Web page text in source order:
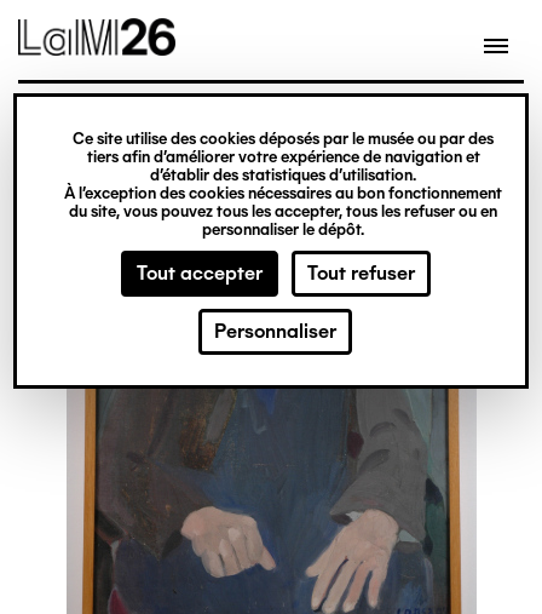
Gestion des cookies
Ce site utilise des cookies déposés par le musée ou par des
tiers afin d’améliorer votre expérience de navigation et
d’établir des statistiques d’utilisation.
À l’exception des cookies nécessaires au bon fonctionnement
du site, vous pouvez tous les accepter, tous les refuser ou en
personnaliser le dépôt.
Tout accepter Tout refuser
Personnaliser
contenu